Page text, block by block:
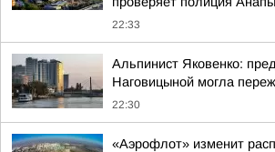
22:33
Альпинист Яковенко:
Наговицыной могла
22:30
«Аэрофлот» изменит